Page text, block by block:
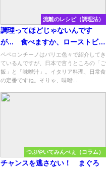
流離のレシピ（調理法）
調理ってほどじゃないんです
が... 食べますか、ローストビー
フとキャベツのペペロンチー
ノ？
ペペロンチーノはバリエ色々で紹介してき
ているんですが、日本で言うところの「ご
飯」と「味噌汁」。イタリア料理、日常食
の定番ですね。そりゃ、味噌...
つぶやいてみんべぇ（コラム）
チャンスを逃さない！ まぐろ